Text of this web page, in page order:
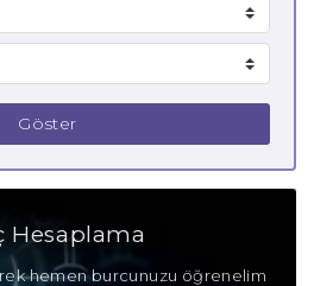
Göster
Hesaplama
hemen burcunuzu öğrenelim